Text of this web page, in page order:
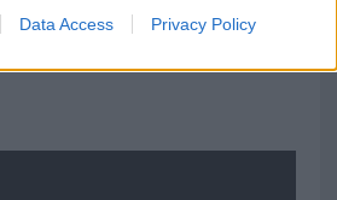
Data Access Privacy Policy